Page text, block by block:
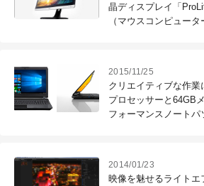
晶ディスプレイ「
（マウスコンピュータ
2015/11/25
クリエイティブな作
プロセッサーと64GB
フォーマンスノート
2014/01/23
映像を魅せるライトエ